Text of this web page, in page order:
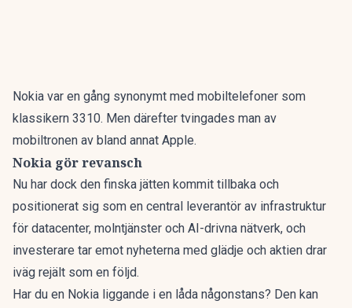
Nokia var en gång synonymt med mobiltelefoner som
klassikern 3310. Men därefter tvingades man av
mobiltronen av bland annat Apple.
Nokia gör revansch
Nu har dock den finska jätten kommit tillbaka och
positionerat sig som en central leverantör av infrastruktur
för datacenter, molntjänster och AI-drivna nätverk, och
investerare tar emot nyheterna med glädje och aktien drar
iväg rejält som en följd.
Har du en Nokia liggande i en låda någonstans? Den kan